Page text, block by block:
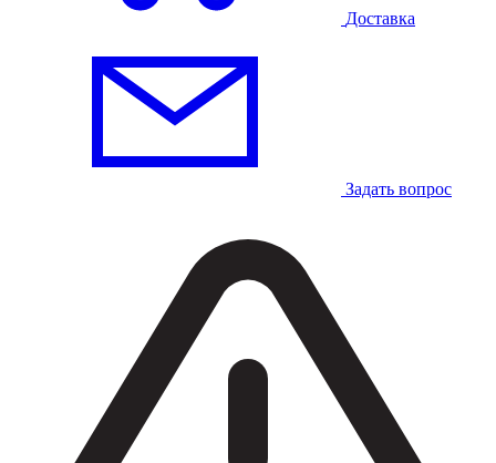
Доставка
Задать вопрос